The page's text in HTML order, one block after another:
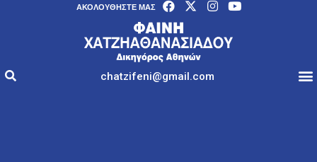
AΚΟΛΟΥΘΉΣΤΕ ΜΑΣ
chatzifeni@gmail.com